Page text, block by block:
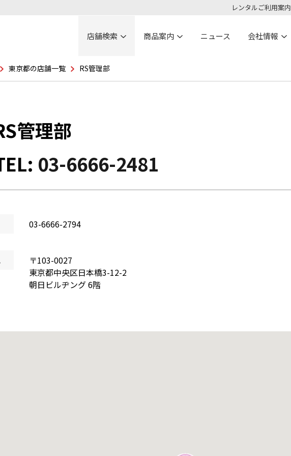
レンタルご利用案内
店舗検索 商品案内 ニュース 会社情報
東京都の店舗一覧 RS管理部
管理部
03-6666-2481
03-6666-2794
〒103-0027
東京都中央区日本橋3-12-2
朝日ビルヂング 6階